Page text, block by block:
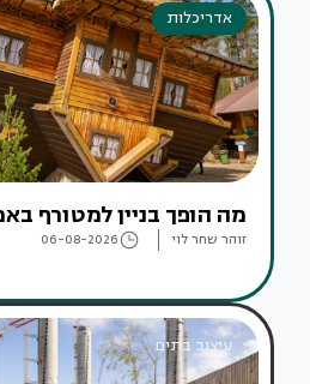
אדריכלות
מה הופך בניין למטורף
זוהר שחר לוי 06-08-2026
עיצוב בתים